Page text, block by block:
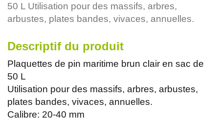
50 L Utilisation pour des massifs, arbres,
arbustes, plates bandes, vivaces, annuelles.
Descriptif du produit
Plaquettes de pin maritime brun clair en sac de
50 L
Utilisation pour des massifs, arbres, arbustes,
plates bandes, vivaces, annuelles.
Calibre: 20-40 mm